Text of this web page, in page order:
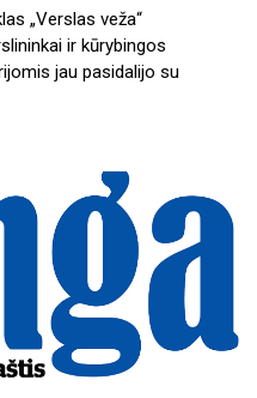
„Verslas veža“
ir kūrybingos
jau pasidalijo su